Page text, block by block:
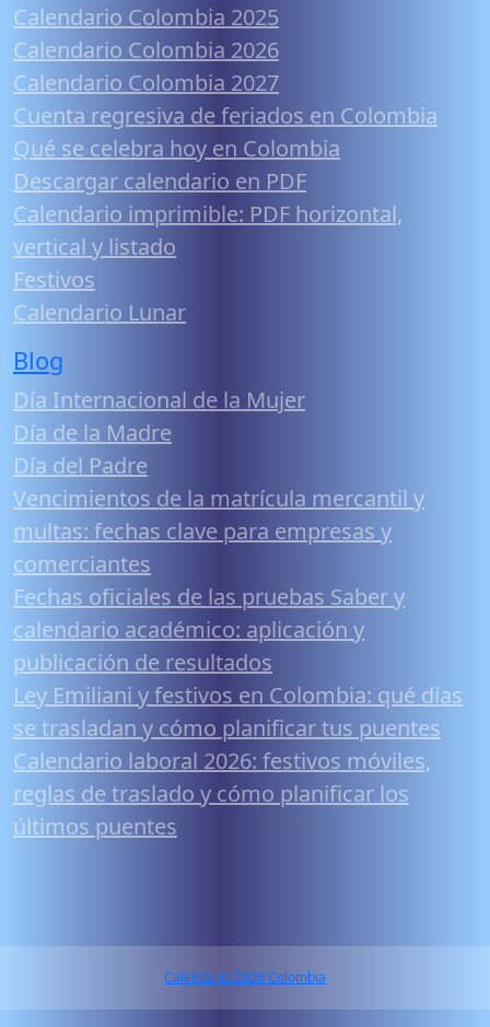
Calendario Colombia 2025
Calendario Colombia 2026
Calendario Colombia 2027
Cuenta regresiva de feriados en Colombia
Qué se celebra hoy en Colombia
Descargar calendario en PDF
Calendario imprimible: PDF horizontal,
vertical y listado
Festivos
Calendario Lunar
Blog
Día Internacional de la Mujer
Día de la Madre
Día del Padre
Vencimientos de la matrícula mercantil y
multas: fechas clave para empresas y
comerciantes
Fechas oficiales de las pruebas Saber y
calendario académico: aplicación y
publicación de resultados
Ley Emiliani y festivos en Colombia: qué días
se trasladan y cómo planificar tus puentes
Calendario laboral 2026: festivos móviles,
reglas de traslado y cómo planificar los
últimos puentes
Calendario 2026 Colombia